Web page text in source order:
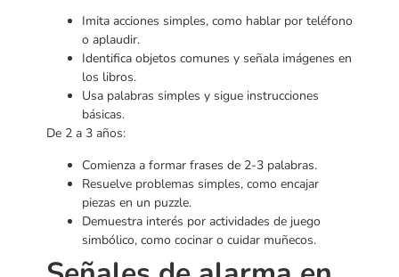
Imita acciones simples, como hablar por teléfono
o aplaudir.
Identifica objetos comunes y señala imágenes en
los libros.
Usa palabras simples y sigue instrucciones
básicas.
De 2 a 3 años:
Comienza a formar frases de 2-3 palabras.
Resuelve problemas simples, como encajar
piezas en un puzzle.
Demuestra interés por actividades de juego
simbólico, como cocinar o cuidar muñecos.